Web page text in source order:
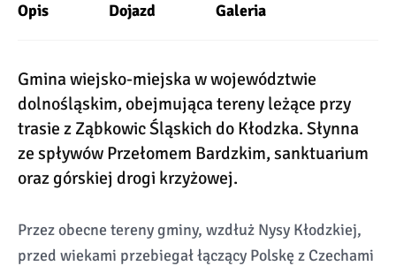
Opis Dojazd Galeria
Gmina wiejsko-miejska w województwie
dolnośląskim, obejmująca tereny leżące przy
trasie z Ząbkowic Śląskich do Kłodzka. Słynna
ze spływów Przełomem Bardzkim, sanktuarium
oraz górskiej drogi krzyżowej.
Przez obecne tereny gminy, wzdłuż Nysy Kłodzkiej,
przed wiekami przebiegał łączący Polskę z Czechami